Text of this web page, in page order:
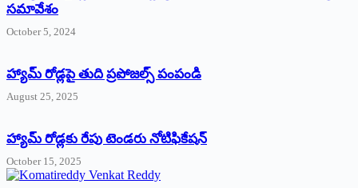
సమావేశం
October 5, 2024
హ్యామ్‌ రోడ్లపై తుది ప్రపోజల్స్‌ పంపండి
August 25, 2025
హ్యామ్‌ రోడ్లకు రేపు టెండరు నోటిఫికేషన్‌
October 15, 2025